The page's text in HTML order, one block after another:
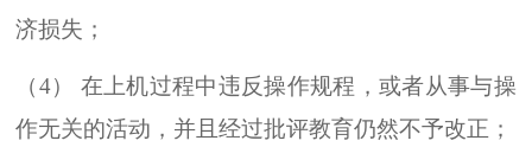
济损失；
（4） 在上机过程中违反操作规程，或者从事与操
作无关的活动，并且经过批评教育仍然不予改正；